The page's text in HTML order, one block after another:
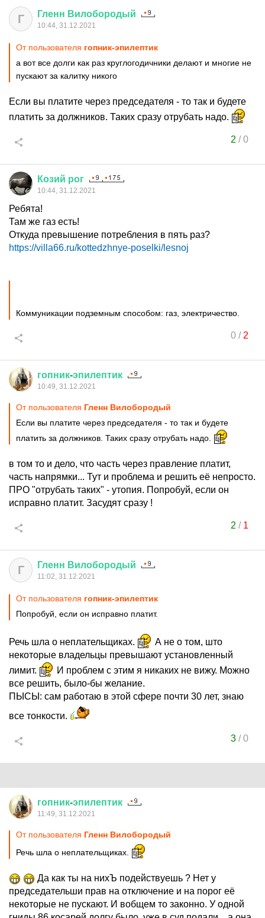
Г Гленн Вилобородый
10:44, 31.12.2021
От пользователя гопник-эпилептик
а вот все долги как раз круглогодичники делают и многие не
пускают за калитку никого
Если вы платите через председателя - то так и будете
платить за должников. Таких сразу отрубать надо.
2 /0
Козий рог
10:44, 31.12.2021
Ребята!
Там же газ есть!
Откуда превышение потребления в пять раз?
https://villa66.ru/kottedzhnye-poselki/lesnoj
Коммуникации подземным способом: газ, электричество.
0/ 2
гопник-эпилептик
10:49, 31.12.2021
От пользователя Гленн Вилобородый
Если вы платите через председателя - то так и будете
платить за должников. Таких сразу отрубать надо.
в том то и дело, что часть через правление платит,
часть напрямки... Тут и проблема и решить её непросто.
ПРО "отрубать таких" - утопия. Попробуй, если он
исправно платит. Засудят сразу !
2 / 1
Г Гленн Вилобородый
11:02, 31.12.2021
От пользователя гопник-эпилептик
Попробуй, если он исправно платит.
Речь шла о неплательщиках.
А не о том, што
некоторые владельцы превышают установленный
лимит.
И проблем с этим я никаких не вижу. Можно
все решить, было-бы желание.
ПЫСЫ: сам работаю в этой сфере почти 30 лет, знаю
все тонкости.
3/0
гопник-эпилептик
11:49, 31.12.2021
От пользователя Гленн Вилобородый
Речь шла о неплательщиках.
Да как ты на нихЪ подействуешь ? Нет у
председательши прав на отключение и на порог её
некоторые не пускают. И вобщем то законно. У одной